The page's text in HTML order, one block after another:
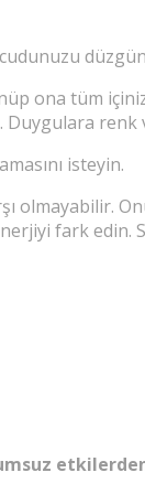
ona tüm
isteyin.
fark edin.